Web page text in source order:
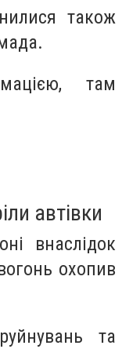
також
там
автівки
внаслідок
охопив
та